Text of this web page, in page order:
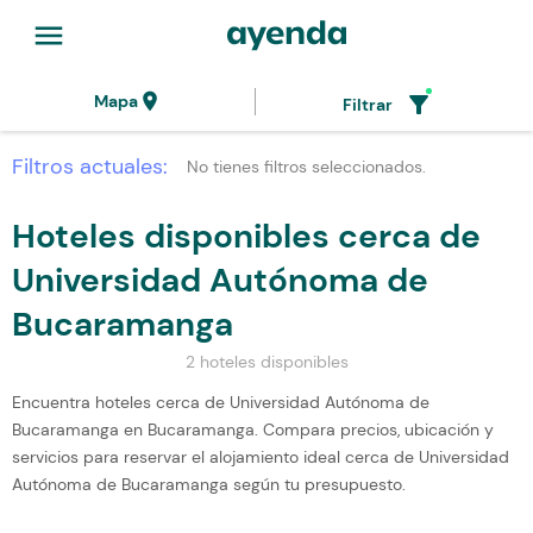
menu
Mapalocation_on Filtrar filter_alt
Filtros actuales: No tienes filtros seleccionados.
Hoteles disponibles cerca de
Universidad Autónoma de
Bucaramanga
2 hoteles disponibles
Encuentra hoteles cerca de Universidad Autónoma de
Bucaramanga en Bucaramanga. Compara precios, ubicación y
servicios para reservar el alojamiento ideal cerca de Universidad
Autónoma de Bucaramanga según tu presupuesto.